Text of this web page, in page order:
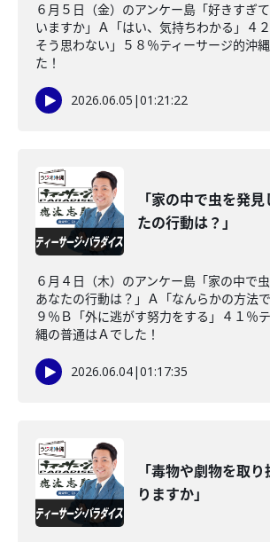
６月５日（金）のアンケー島「好きすぎ
いますか」Ａ「はい、気持ちわかる」４２
そう思わない」５８％ティーサージ的沖
た！
2026.06.05 |01:21:22
「家の中で虫を発
たの行動は？」
６月４日（木）のアンケー島「家の中で
あなたの行動は？」Ａ「なんらかの方法
９％Ｂ「外に逃がす努力をする」４１％
縄の普通はＡでした！
2026.06.04|01:17:35
「毒物や劇物を取
りますか」